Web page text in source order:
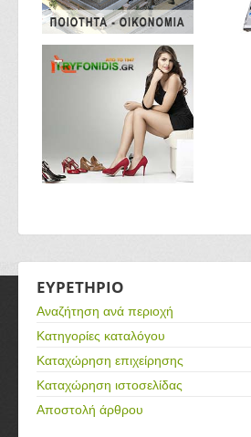
ΕΥΡΕΤΗΡΙΟ
Αναζήτηση ανά περιοχή
Κατηγορίες καταλόγου
Καταχώρηση επιχείρησης
Καταχώρηση ιστοσελίδας
Αποστολή άρθρου